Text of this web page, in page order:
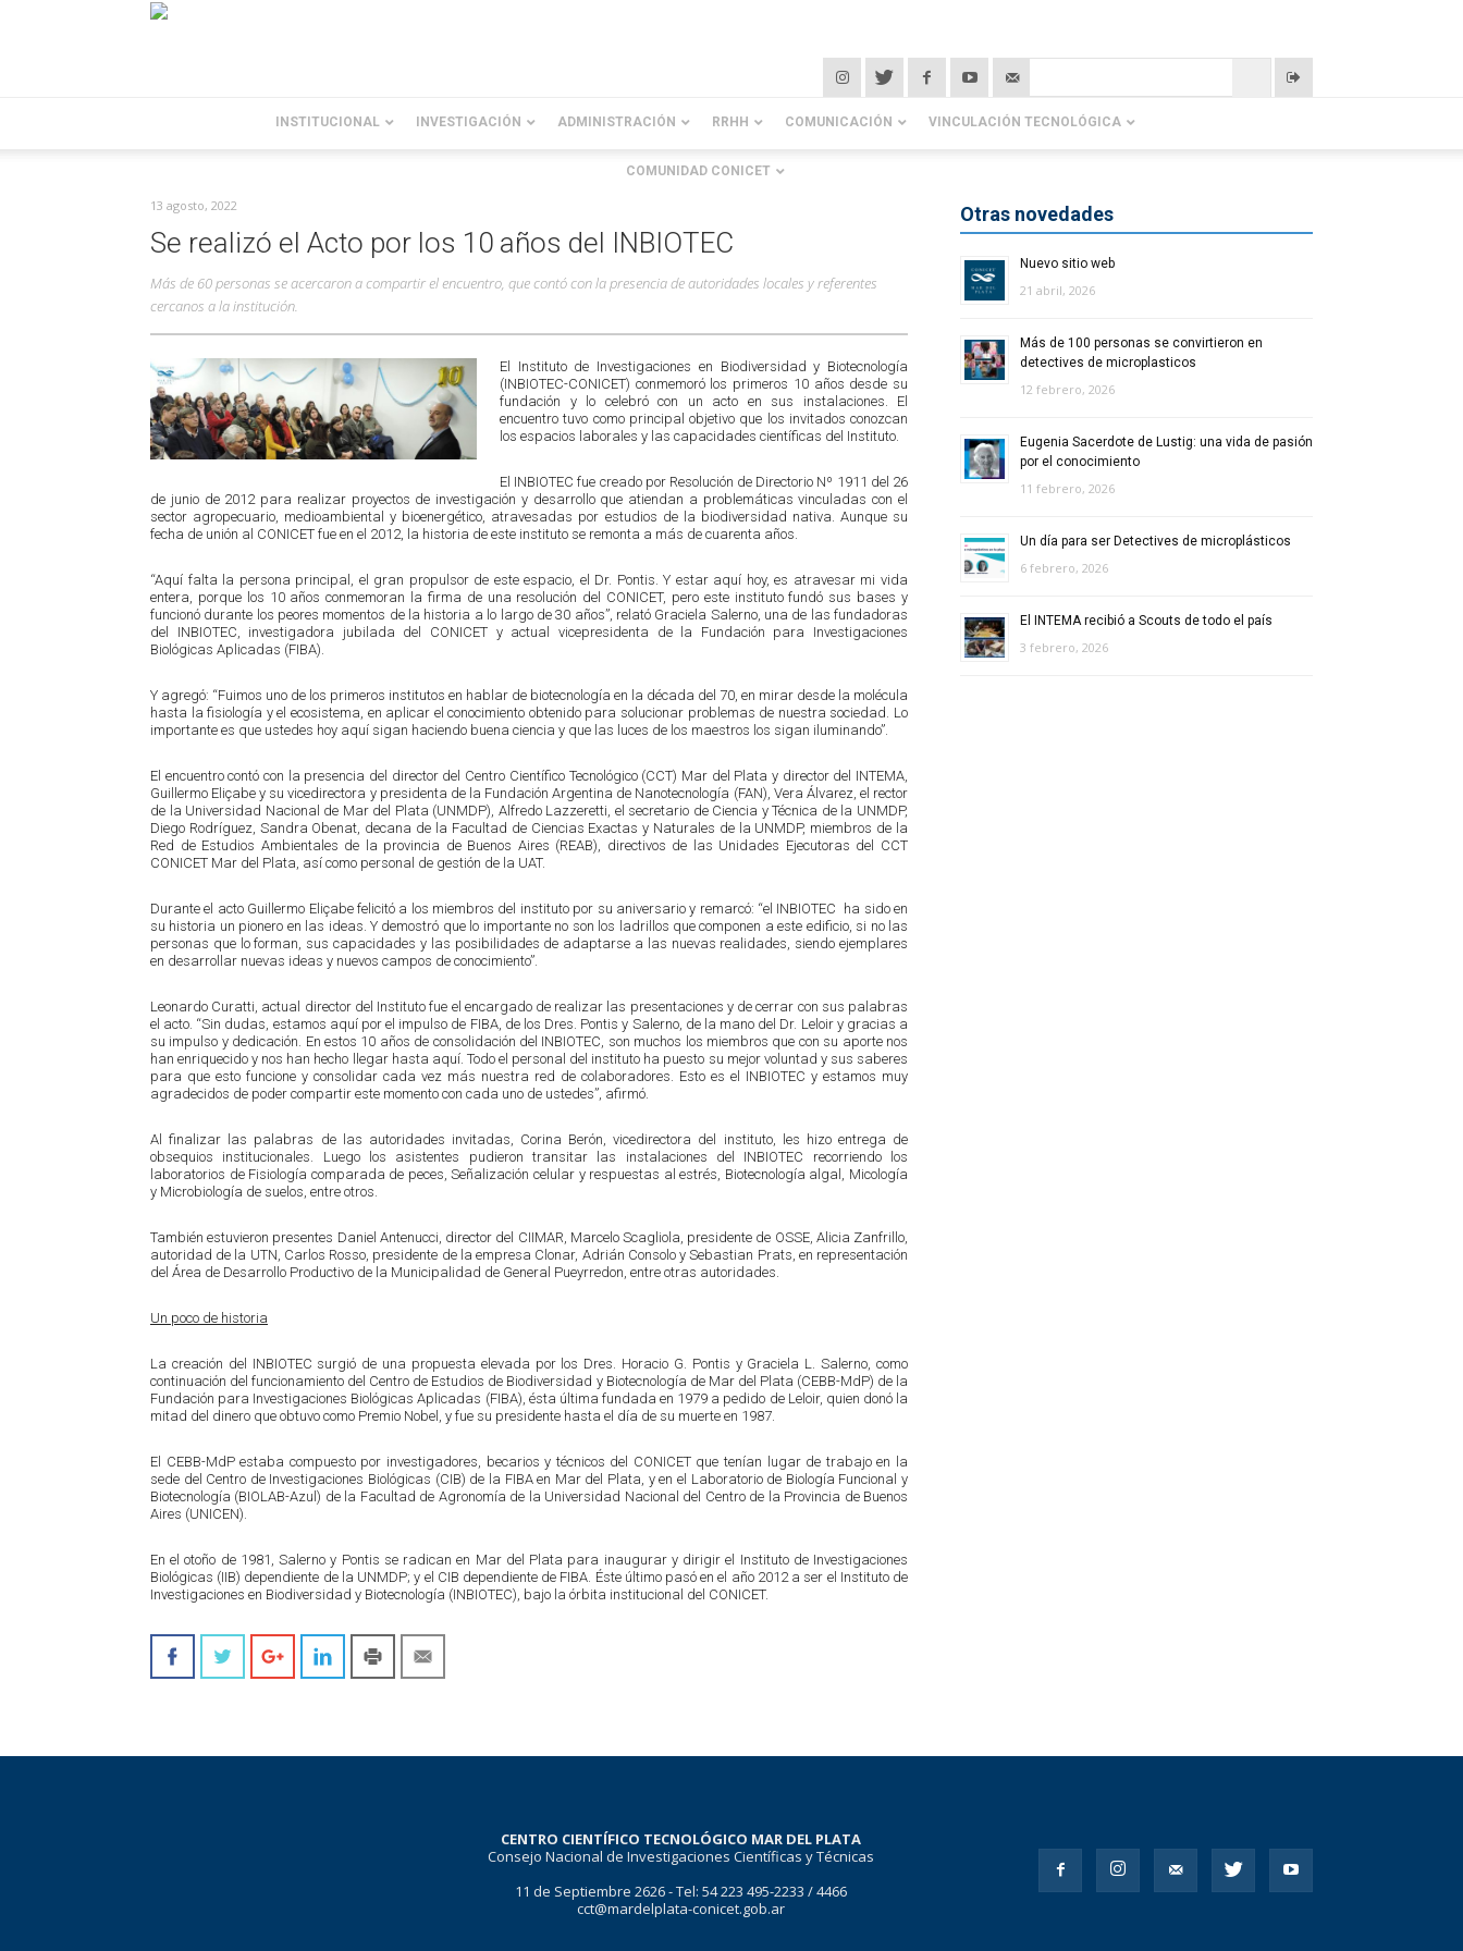
INSTITUCIONAL INVESTIGACIÓN ADMINISTRACIÓN RRHH COMUNICACIÓN VINCULACIÓN TECNOLÓGICA
COMUNIDAD CONICET
13 agosto, 2022
Se realizó el Acto por los 10 años del INBIOTEC
Más de 60 personas se acercaron a compartir el encuentro, que contó con la presencia de autoridades locales y referentes
cercanos a la institución.
El Instituto de Investigaciones en Biodiversidad y Biotecnología
(INBIOTEC-CONICET) conmemoró los primeros 10 años desde su
fundación y lo celebró con un acto en sus instalaciones. El
encuentro tuvo como principal objetivo que los invitados conozcan
los espacios laborales y las capacidades científicas del Instituto.
El INBIOTEC fue creado por Resolución de Directorio Nº 1911 del 26
de junio de 2012 para realizar proyectos de investigación y desarrollo que atiendan a problemáticas vinculadas con el
sector agropecuario, medioambiental y bioenergético, atravesadas por estudios de la biodiversidad nativa. Aunque su
fecha de unión al CONICET fue en el 2012, la historia de este instituto se remonta a más de cuarenta años.
“Aquí falta la persona principal, el gran propulsor de este espacio, el Dr. Pontis. Y estar aquí hoy, es atravesar mi vida
entera, porque los 10 años conmemoran la firma de una resolución del CONICET, pero este instituto fundó sus bases y
funcionó durante los peores momentos de la historia a lo largo de 30 años”, relató Graciela Salerno, una de las fundadoras
del INBIOTEC, investigadora jubilada del CONICET y actual vicepresidenta de la Fundación para Investigaciones
Biológicas Aplicadas (FIBA).
Y agregó: “Fuimos uno de los primeros institutos en hablar de biotecnología en la década del 70, en mirar desde la molécula
hasta la fisiología y el ecosistema, en aplicar el conocimiento obtenido para solucionar problemas de nuestra sociedad. Lo
importante es que ustedes hoy aquí sigan haciendo buena ciencia y que las luces de los maestros los sigan iluminando”.
El encuentro contó con la presencia del director del Centro Científico Tecnológico (CCT) Mar del Plata y director del INTEMA,
Guillermo Eliçabe y su vicedirectora y presidenta de la Fundación Argentina de Nanotecnología (FAN), Vera Álvarez, el rector
de la Universidad Nacional de Mar del Plata (UNMDP), Alfredo Lazzeretti, el secretario de Ciencia y Técnica de la UNMDP,
Diego Rodríguez, Sandra Obenat, decana de la Facultad de Ciencias Exactas y Naturales de la UNMDP, miembros de la
Red de Estudios Ambientales de la provincia de Buenos Aires (REAB), directivos de las Unidades Ejecutoras del CCT
CONICET Mar del Plata, así como personal de gestión de la UAT.
Durante el acto Guillermo Eliçabe felicitó a los miembros del instituto por su aniversario y remarcó: “el INBIOTEC ha sido en
su historia un pionero en las ideas. Y demostró que lo importante no son los ladrillos que componen a este edificio, si no las
personas que lo forman, sus capacidades y las posibilidades de adaptarse a las nuevas realidades, siendo ejemplares
en desarrollar nuevas ideas y nuevos campos de conocimiento”.
Leonardo Curatti, actual director del Instituto fue el encargado de realizar las presentaciones y de cerrar con sus palabras
el acto. “Sin dudas, estamos aquí por el impulso de FIBA, de los Dres. Pontis y Salerno, de la mano del Dr. Leloir y gracias a
su impulso y dedicación. En estos 10 años de consolidación del INBIOTEC, son muchos los miembros que con su aporte nos
han enriquecido y nos han hecho llegar hasta aquí. Todo el personal del instituto ha puesto su mejor voluntad y sus saberes
para que esto funcione y consolidar cada vez más nuestra red de colaboradores. Esto es el INBIOTEC y estamos muy
agradecidos de poder compartir este momento con cada uno de ustedes”, afirmó.
Al finalizar las palabras de las autoridades invitadas, Corina Berón, vicedirectora del instituto, les hizo entrega de
obsequios institucionales. Luego los asistentes pudieron transitar las instalaciones del INBIOTEC recorriendo los
laboratorios de Fisiología comparada de peces, Señalización celular y respuestas al estrés, Biotecnología algal, Micología
y Microbiología de suelos, entre otros.
También estuvieron presentes Daniel Antenucci, director del CIIMAR, Marcelo Scagliola, presidente de OSSE, Alicia Zanfrillo,
autoridad de la UTN, Carlos Rosso, presidente de la empresa Clonar, Adrián Consolo y Sebastian Prats, en representación
del Área de Desarrollo Productivo de la Municipalidad de General Pueyrredon, entre otras autoridades.
Un poco de historia
La creación del INBIOTEC surgió de una propuesta elevada por los Dres. Horacio G. Pontis y Graciela L. Salerno, como
continuación del funcionamiento del Centro de Estudios de Biodiversidad y Biotecnología de Mar del Plata (CEBB-MdP) de la
Fundación para Investigaciones Biológicas Aplicadas (FIBA), ésta última fundada en 1979 a pedido de Leloir, quien donó la
mitad del dinero que obtuvo como Premio Nobel, y fue su presidente hasta el día de su muerte en 1987.
El CEBB-MdP estaba compuesto por investigadores, becarios y técnicos del CONICET que tenían lugar de trabajo en la
sede del Centro de Investigaciones Biológicas (CIB) de la FIBA en Mar del Plata, y en el Laboratorio de Biología Funcional y
Biotecnología (BIOLAB-Azul) de la Facultad de Agronomía de la Universidad Nacional del Centro de la Provincia de Buenos
Aires (UNICEN).
En el otoño de 1981, Salerno y Pontis se radican en Mar del Plata para inaugurar y dirigir el Instituto de Investigaciones
Biológicas (IIB) dependiente de la UNMDP; y el CIB dependiente de FIBA. Éste último pasó en el año 2012 a ser el Instituto de
Investigaciones en Biodiversidad y Biotecnología (INBIOTEC), bajo la órbita institucional del CONICET.
Otras novedades
Nuevo sitio web
21 abril, 2026
Más de 100 personas se convirtieron en
detectives de microplasticos
12 febrero, 2026
Eugenia Sacerdote de Lustig: una vida de pasión
por el conocimiento
11 febrero, 2026
Un día para ser Detectives de microplásticos
6 febrero, 2026
El INTEMA recibió a Scouts de todo el país
3 febrero, 2026
CENTRO CIENTÍFICO TECNOLÓGICO MAR DEL PLATA
Consejo Nacional de Investigaciones Científicas y Técnicas
11 de Septiembre 2626 - Tel: 54 223 495-2233 / 4466
cct@mardelplata-conicet.gob.ar